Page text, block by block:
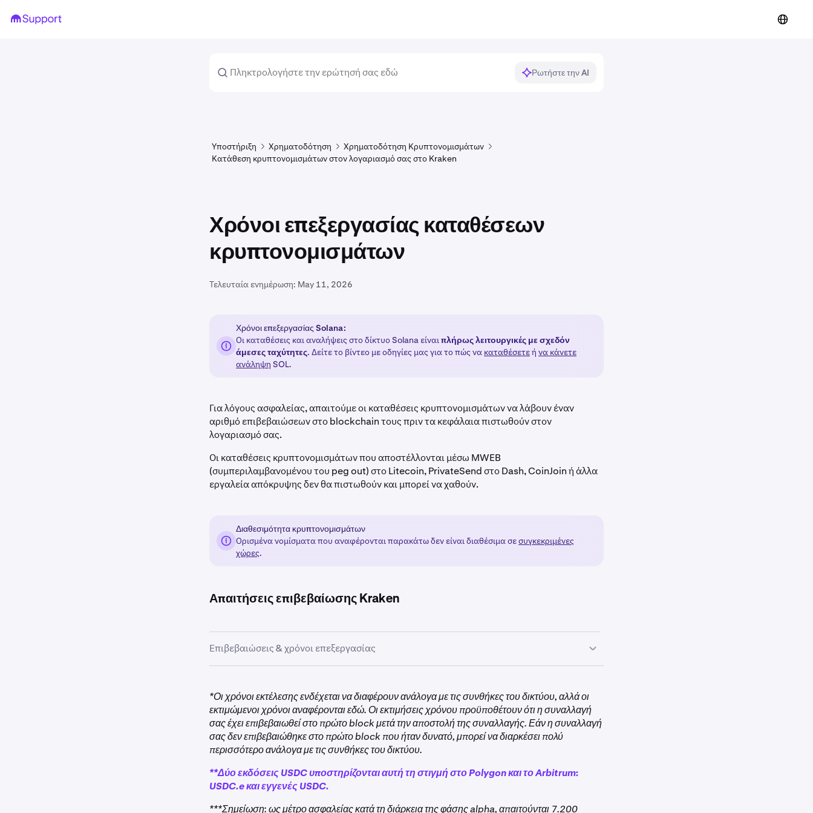
Ρωτήστε την AI
Υποστήριξη Χρηματοδότηση
Χρηματοδότηση Κρυπτονομισμάτων
Κατάθεση κρυπτονομισμάτων στον λογαριασμό σας στο Kraken
Χρόνοι επεξεργασίας καταθέσεων
κρυπτονομισμάτων
Τελευταία ενημέρωση: May 11, 2026
Χρόνοι επεξεργασίας Solana:
Οι καταθέσεις και αναλήψεις στο δίκτυο Solana είναιπλήρως λειτουργικές με σχεδόν
άμεσες ταχύτητες. Δείτε το βίντεο με οδηγίες μας για το πώς να καταθέσετεή να κάνετε
ανάληψη SOL.
Για λόγους ασφαλείας, απαιτούμε οι καταθέσεις κρυπτονομισμάτων να λάβουν έναν
αριθμό επιβεβαιώσεων στο blockchain τους πριν τα κεφάλαια πιστωθούν στον
λογαριασμό σας.
Οι καταθέσεις κρυπτονομισμάτων που αποστέλλονται μέσω MWEB
(συμπεριλαμβανομένου του peg out) στο Litecoin, PrivateSend στο Dash, CoinJoin ή άλλα
εργαλεία απόκρυψης δεν θα πιστωθούν και μπορεί να χαθούν.
Διαθεσιμότητα κρυπτονομισμάτων
Ορισμένα νομίσματα που αναφέρονται παρακάτω δεν είναι διαθέσιμα σεσυγκεκριμένες
χώρες.
Απαιτήσεις επιβεβαίωσης Kraken
Επιβεβαιώσεις & χρόνοι επεξεργασίας
*Οι χρόνοι εκτέλεσης ενδέχεται να διαφέρουν ανάλογα με τις συνθήκες του δικτύου, αλλά οι
εκτιμώμενοι χρόνοι αναφέρονται εδώ. Οι εκτιμήσεις χρόνου προϋποθέτουν ότι η συναλλαγή
σας έχει επιβεβαιωθεί στο πρώτο block μετά την αποστολή της συναλλαγής. Εάν η συναλλαγή
σας δεν επιβεβαιώθηκε στο πρώτο block που ήταν δυνατό, μπορεί να διαρκέσει πολύ
περισσότερο ανάλογα με τις συνθήκες του δικτύου.
**Δύο εκδόσεις USDC υποστηρίζονται αυτή τη στιγμή στο Polygon και το Arbitrum:
USDC.e και εγγενές USDC.
***Σημείωση: ως μέτρο ασφαλείας κατά τη διάρκεια της φάσης alpha, απαιτούνται 7.200